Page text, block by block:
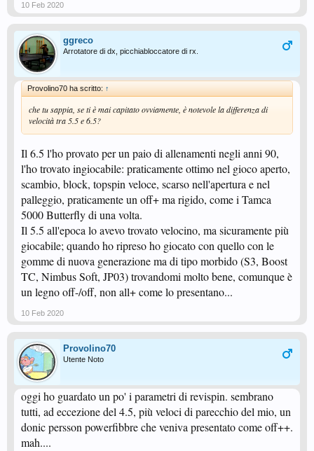
10 Feb 2020
ggreco
Arrotatore di dx, picchiabloccatore di rx.
Provolino70 ha scritto: ↑
che tu sappia, se ti è mai capitato ovviamente, è notevole la differenza di
velocità tra 5.5 e 6.5?
Il 6.5 l'ho provato per un paio di allenamenti negli anni 90,
l'ho trovato ingiocabile: praticamente ottimo nel gioco aperto,
scambio, block, topspin veloce, scarso nell'apertura e nel
palleggio, praticamente un off+ ma rigido, come i Tamca
5000 Butterfly di una volta.
Il 5.5 all'epoca lo avevo trovato velocino, ma sicuramente più
giocabile; quando ho ripreso ho giocato con quello con le
gomme di nuova generazione ma di tipo morbido (S3, Boost
TC, Nimbus Soft, JP03) trovandomi molto bene, comunque è
un legno off-/off, non all+ come lo presentano...
10 Feb 2020
Provolino70
Utente Noto
oggi ho guardato un po' i parametri di revispin. sembrano
tutti, ad eccezione del 4.5, più veloci di parecchio del mio, un
donic persson powerfibbre che veniva presentato come off++.
mah....